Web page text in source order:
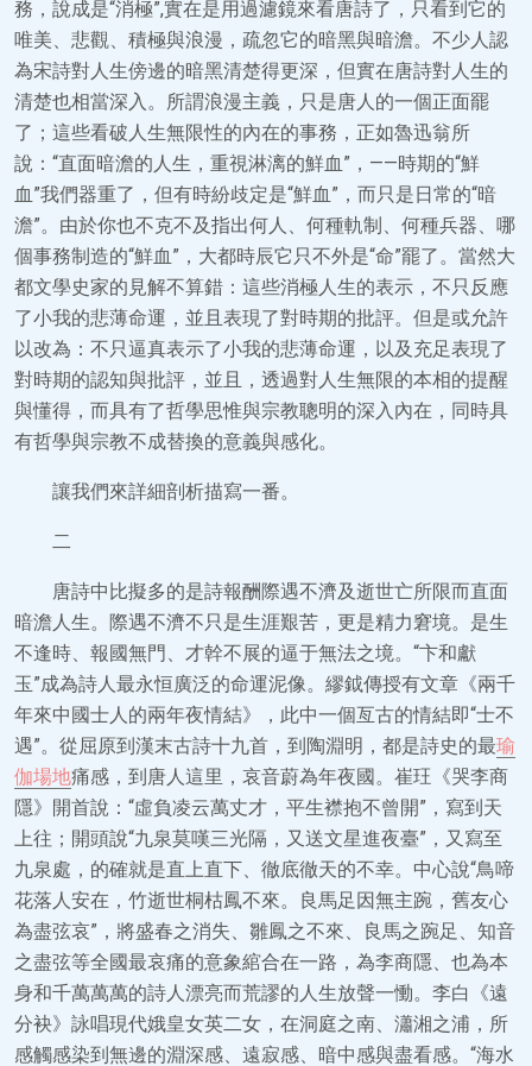
務，說成是“消極”,實在是用過濾鏡來看唐詩了，只看到它的
唯美、悲觀、積極與浪漫，疏忽它的暗黑與暗澹。不少人認
為宋詩對人生傍邊的暗黑清楚得更深，但實在唐詩對人生的
清楚也相當深入。所謂浪漫主義，只是唐人的一個正面罷
了；這些看破人生無限性的內在的事務，正如魯迅翁所
說：“直面暗澹的人生，重視淋漓的鮮血”，——時期的“鮮
血”我們器重了，但有時紛歧定是“鮮血”，而只是日常的“暗
澹”。由於你也不克不及指出何人、何種軌制、何種兵器、哪
個事務制造的“鮮血”，大都時辰它只不外是“命”罷了。當然大
都文學史家的見解不算錯：這些消極人生的表示，不只反應
了小我的悲薄命運，並且表現了對時期的批評。但是或允許
以改為：不只逼真表示了小我的悲薄命運，以及充足表現了
對時期的認知與批評，並且，透過對人生無限的本相的提醒
與懂得，而具有了哲學思惟與宗教聰明的深入內在，同時具
有哲學與宗教不成替換的意義與感化。
讓我們來詳細剖析描寫一番。
二
唐詩中比擬多的是詩報酬際遇不濟及逝世亡所限而直面
暗澹人生。際遇不濟不只是生涯艱苦，更是精力窘境。是生
不逢時、報國無門、才幹不展的逼于無法之境。“卞和獻
玉”成為詩人最永恒廣泛的命運泥像。繆鉞傳授有文章《兩千
年來中國士人的兩年夜情結》，此中一個亙古的情結即“士不
遇”。從屈原到漢末古詩十九首，到陶淵明，都是詩史的最瑜
伽場地痛感，到唐人這里，哀音蔚為年夜國。崔玨《哭李商
隱》開首說：“虛負凌云萬丈才，平生襟抱不曾開”，寫到天
上往；開頭說“九泉莫嘆三光隔，又送文星進夜臺”，又寫至
九泉處，的確就是直上直下、徹底徹天的不幸。中心說“鳥啼
花落人安在，竹逝世桐枯鳳不來。良馬足因無主踠，舊友心
為盡弦哀”，將盛春之消失、雛鳳之不來、良馬之踠足、知音
之盡弦等全國最哀痛的意象綰合在一路，為李商隱、也為本
身和千萬萬萬的詩人漂亮而荒謬的人生放聲一慟。李白《遠
分袂》詠唱現代娥皇女英二女，在洞庭之南、瀟湘之浦，所
感觸感染到無邊的淵深感、遠寂感、暗中感與盡看感。“海水